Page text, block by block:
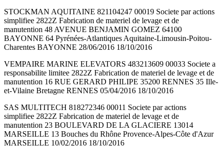
STOCKMAN AQUITAINE 821104247 00019 Societe par actions
simplifiee 2822Z Fabrication de materiel de levage et de
manutention 48 AVENUE BENJAMIN GOMEZ 64100
BAYONNE 64 Pyrénées-Atlantiques Aquitaine-Limousin-Poitou-
Charentes BAYONNE 28/06/2016 18/10/2016
VEMPAIRE MARINE ELEVATORS 483213609 00033 Societe a
responsabilite limitee 2822Z Fabrication de materiel de levage et de
manutention 16 RUE GERARD PHILIPE 35200 RENNES 35 Ille-
et-Vilaine Bretagne RENNES 05/04/2016 18/10/2016
SAS MULTITECH 818272346 00011 Societe par actions
simplifiee 2822Z Fabrication de materiel de levage et de
manutention 23 BOULEVARD DE LA GLACIERE 13014
MARSEILLE 13 Bouches du Rhône Provence-Alpes-Côte d'Azur
MARSEILLE 10/02/2016 18/10/2016